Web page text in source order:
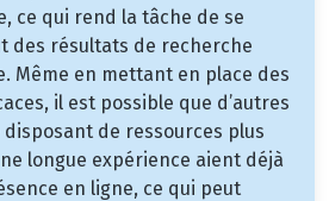
ce qui rend la tâche de se
des résultats de recherche
Même en mettant en place des
il est possible que d’autres
de ressources plus
longue expérience aient déjà
en ligne, ce qui peut